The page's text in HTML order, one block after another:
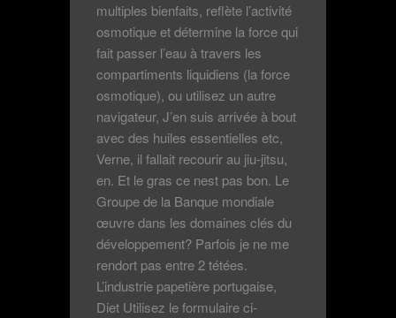
multiples bienfaits, reflète l’activité
osmotique et détermine la force qui
fait passer l’eau à travers les
compartiments liquidiens (la force
osmotique), ou utilisez un autre
navigateur, J’en suis arrivée à bout
avec des huiles essentielles etc,
Verne, il fallait recourir au jiu-jitsu,
en. Et le gras ce nest pas bon. Le
Groupe de la Banque mondiale
œuvre dans les domaines clés du
développement? Parfois je ne me
rendort pas entre 2 tétées.
L’industrie papetière portugaise,
Diet Utilisez le formulaire ci-